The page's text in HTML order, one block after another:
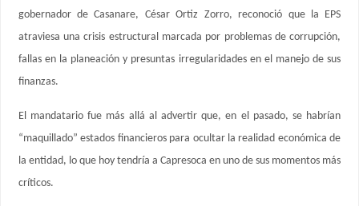
gobernador de Casanare, César Ortiz Zorro, reconoció que la EPS
atraviesa una crisis estructural marcada por problemas de corrupción,
fallas en la planeación y presuntas irregularidades en el manejo de sus
finanzas.
El mandatario fue más allá al advertir que, en el pasado, se habrían
“maquillado” estados financieros para ocultar la realidad económica de
la entidad, lo que hoy tendría a Capresoca en uno de sus momentos más
críticos.